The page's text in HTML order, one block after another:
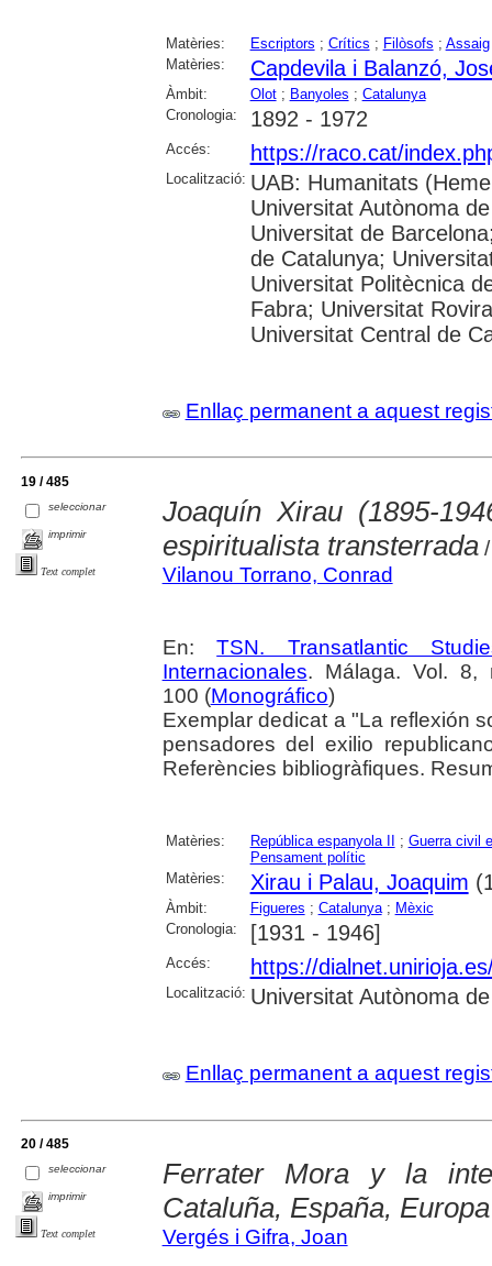
Matèries: Escriptors ; Crítics ; Filòsofs ; Assaig
Matèries:
Capdevila i Balanzó,
Àmbit: Olot; Banyoles ; Catalunya
Cronologia:
1892 - 1972
Accés: https://raco.cat/
Localització: UAB: Humanitats
Universitat Autònoma
Universitat de
de Catalunya;
Universitat Politècnica
Fabra; Universitat
Universitat Central de
Enllaç permanent a aquest
19 / 485
seleccionar
imprimir
Text complet
Joaquín Xirau (1895-
espiritualista transterrada/
Vilanou Torrano, Conrad
En:TSN. Transatlantic
Internacionales. Málaga. Vol. 8,
100 (Monográfico)
Exemplar dedicat a "La reflexión
pensadores del exilio
Referències bibliogràfiques.
Matèries: República espanyola II ; Guerra civil
Pensament polític
Matèries:
Xirau i Palau, Joaquim
Àmbit: Figueres ; Catalunya; Mèxic
Cronologia:
[1931 - 1946]
Accés: https://
Localització: Universitat Autònoma
Enllaç permanent a aquest
20 / 485
seleccionar
imprimir
Text complet
Ferrater Mora y la
Cataluña, España, Europa
Vergés i Gifra, Joan